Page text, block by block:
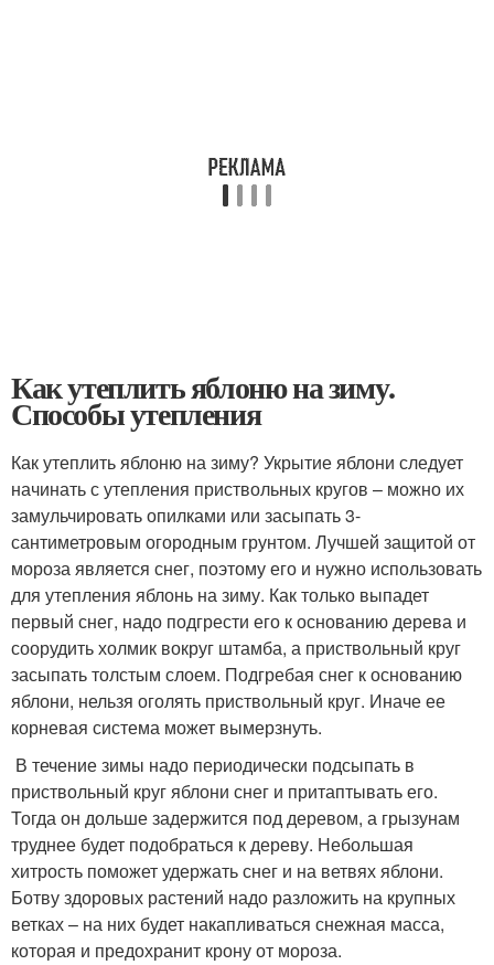
Как утеплить яблоню на зиму.
Способы утепления
Как утеплить яблоню на зиму? Укрытие яблони следует
начинать с утепления приствольных кругов – можно их
замульчировать опилками или засыпать 3-
сантиметровым огородным грунтом. Лучшей защитой от
мороза является снег, поэтому его и нужно использовать
для утепления яблонь на зиму. Как только выпадет
первый снег, надо подгрести его к основанию дерева и
соорудить холмик вокруг штамба, а приствольный круг
засыпать толстым слоем. Подгребая снег к основанию
яблони, нельзя оголять приствольный круг. Иначе ее
корневая система может вымерзнуть.
В течение зимы надо периодически подсыпать в
приствольный круг яблони снег и притаптывать его.
Тогда он дольше задержится под деревом, а грызунам
труднее будет подобраться к дереву. Небольшая
хитрость поможет удержать снег и на ветвях яблони.
Ботву здоровых растений надо разложить на крупных
ветках – на них будет накапливаться снежная масса,
которая и предохранит крону от мороза.